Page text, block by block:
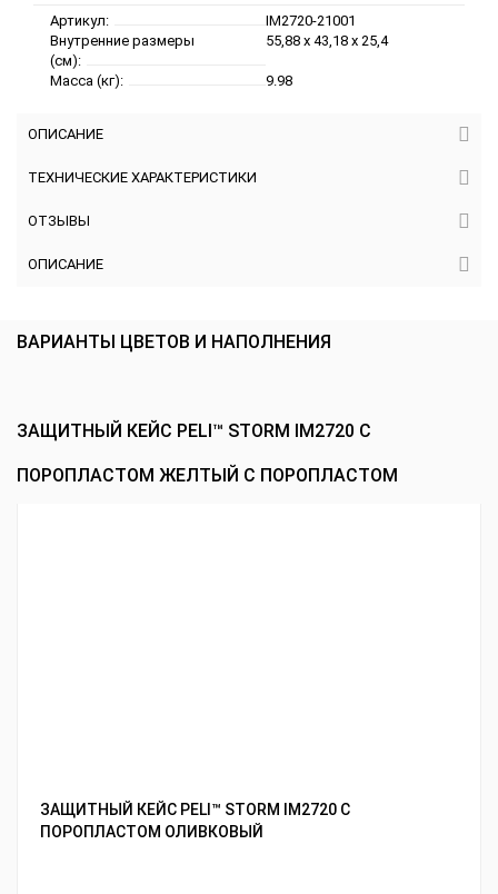
Артикул:
IM2720-21001
Внутренние размеры
(см):
55,88 x 43,18 x 25,4
Масса (кг): 9.98
ОПИСАНИЕ
ТЕХНИЧЕСКИЕ ХАРАКТЕРИСТИКИ
ОТЗЫВЫ
ОПИСАНИЕ
ВАРИАНТЫ ЦВЕТОВ И НАПОЛНЕНИЯ
ЗАЩИТНЫЙ КЕЙС PELI™ STORM IM2720 С
ПОРОПЛАСТОМ ЖЕЛТЫЙ С ПОРОПЛАСТОМ
ЗАЩИТНЫЙ КЕЙС PELI™ STORM IM2720 С
ПОРОПЛАСТОМ ОЛИВКОВЫЙ